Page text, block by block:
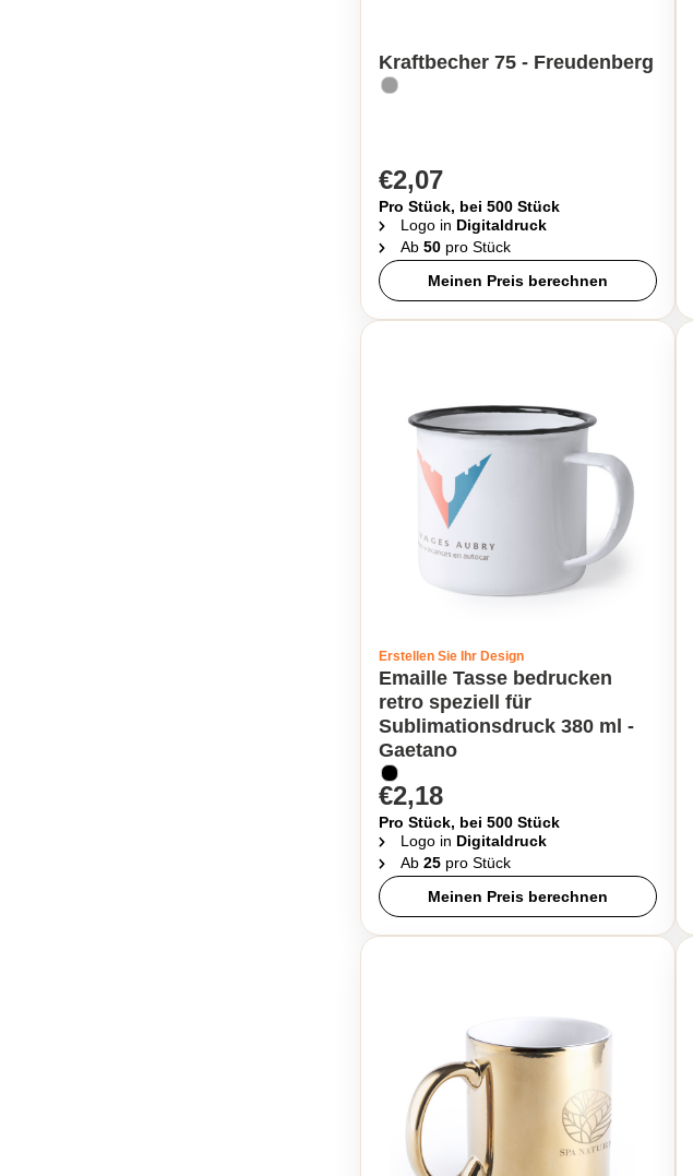
Kraftbecher 75 - Freudenberg
€2,07
Pro Stück, bei 500 Stück
Logo in Digitaldruck
Ab 50 pro Stück
Meinen Preis berechnen
Erstellen Sie Ihr Design
Emaille Tasse bedrucken
retro speziell für
Sublimationsdruck 380 ml -
Gaetano
€2,18
Pro Stück, bei 500 Stück
Logo in Digitaldruck
Ab 25 pro Stück
Meinen Preis berechnen